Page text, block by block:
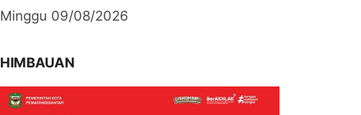
Minggu 09/08/2026
HIMBAUAN